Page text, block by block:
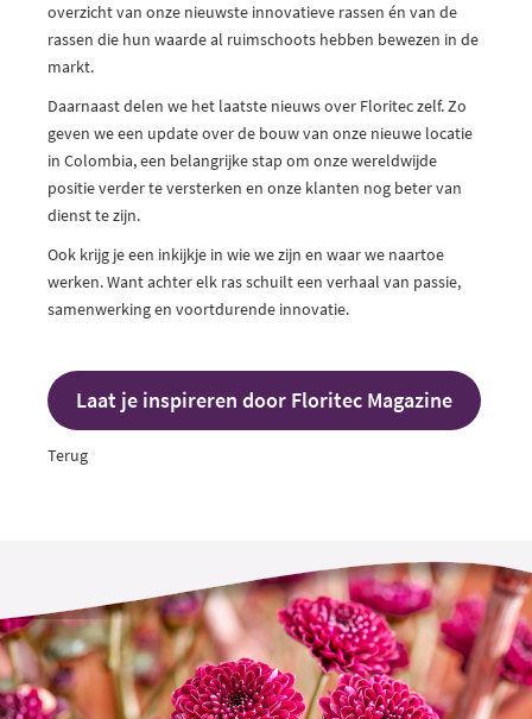
overzicht van onze nieuwste innovatieve rassen én van de
rassen die hun waarde al ruimschoots hebben bewezen in de
markt.
Daarnaast delen we het laatste nieuws over Floritec zelf. Zo
geven we een update over de bouw van onze nieuwe locatie
in Colombia, een belangrijke stap om onze wereldwijde
positie verder te versterken en onze klanten nog beter van
dienst te zijn.
Ook krijg je een inkijkje in wie we zijn en waar we naartoe
werken. Want achter elk ras schuilt een verhaal van passie,
samenwerking en voortdurende innovatie.
Laat je inspireren door Floritec Magazine
Terug